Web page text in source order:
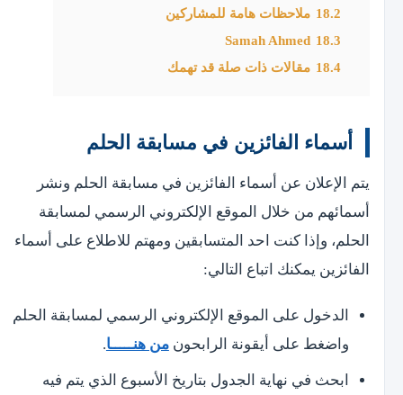
18.2 ملاحظات هامة للمشاركين
18.3
Samah Ahmed
18.4 مقالات ذات صلة قد تهمك
أسماء الفائزين في مسابقة الحلم
يتم الإعلان عن أسماء الفائزين في مسابقة الحلم ونشر
أسمائهم من خلال الموقع الإلكتروني الرسمي لمسابقة
الحلم، وإذا كنت احد المتسابقين ومهتم للاطلاع على أسماء
الفائزين يمكنك اتباع التالي:
الدخول على الموقع الإلكتروني الرسمي لمسابقة الحلم
واضغط على أيقونة الرابحونمن هنـــــا.
ابحث في نهاية الجدول بتاريخ الأسبوع الذي يتم فيه